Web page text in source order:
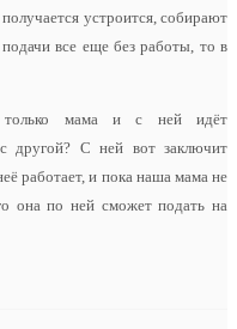
устроится, собирают
все еще без работы, то в
мама и с ней идёт
другой? С ней вот заключит
работает, и пока наша мама не
она по ней сможет подать на